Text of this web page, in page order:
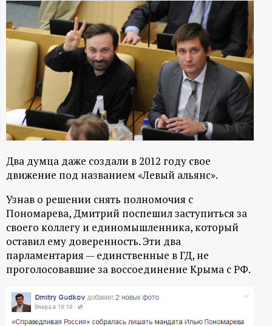
ф
о
м
а
ц
и
о
н
н
ы
Два думца даже создали в 2012 году свое
движение под названием «Левый альянс».
Узнав о решении снять полномочия с
Пономарева, Дмитрий поспешил заступиться за
своего коллегу и единомышленника, который
оставил ему доверенность. Эти два
парламентария — единственные в ГД, не
проголосовавшие за воссоединение Крыма с РФ.